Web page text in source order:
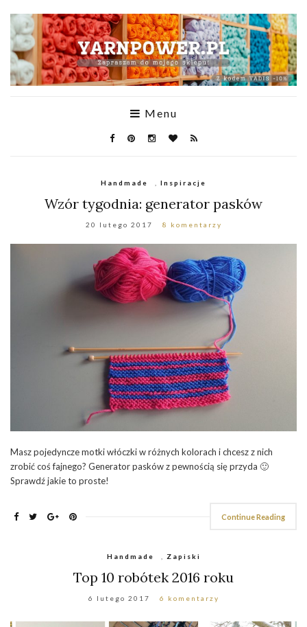
Menu
Handmade Inspiracje
Wzór tygodnia: generator pasków
20 lutego 2017 8 komentarzy
Masz pojedyncze motki włóczki w różnych kolorach i chcesz z nich
zrobić coś fajnego? Generator pasków z pewnością się przyda 🙂
Sprawdź jakie to proste!
Continue Reading
Handmade Zapiski
Top 10 robótek 2016 roku
6 lutego 2017 6 komentarzy